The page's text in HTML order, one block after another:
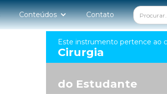
Conteúdos Contato
Este instrumento pertence ao
Cirurgia
do Estudante